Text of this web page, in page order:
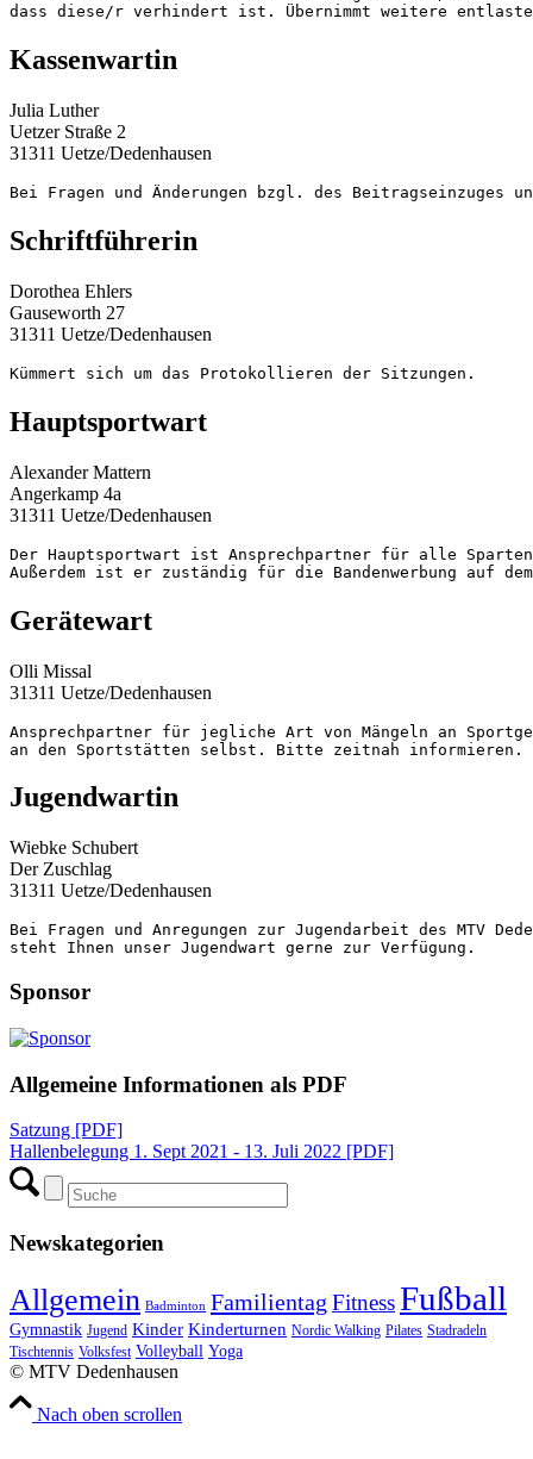
dass diese/r verhindert ist. Übernimmt weitere
Kassenwartin
Julia Luther
Uetzer Straße 2
31311 Uetze/Dedenhausen
Bei Fragen und Änderungen bzgl. des Beitragseinzuges
Schriftführerin
Dorothea Ehlers
Gauseworth 27
31311 Uetze/Dedenhausen
Kümmert sich um das Protokollieren der Sitzungen.
Hauptsportwart
Alexander Mattern
Angerkamp 4a
31311 Uetze/Dedenhausen
Der Hauptsportwart ist Ansprechpartner für alle Sparten
Außerdem ist er zuständig für die Bandenwerbung auf
Gerätewart
Olli Missal
31311 Uetze/Dedenhausen
Ansprechpartner für jegliche Art von Mängeln an
an den Sportstätten selbst. Bitte zeitnah informieren.
Jugendwartin
Wiebke Schubert
Der Zuschlag
31311 Uetze/Dedenhausen
Bei Fragen und Anregungen zur Jugendarbeit des MTV
steht Ihnen unser Jugendwart gerne zur Verfügung.
Sponsor
Allgemeine Informationen als PDF
Satzung [PDF]
Hallenbelegung 1. Sept 2021 - 13. Juli 2022 [PDF]
Newskategorien
Allgemein Badminton Familientag FitnessFußball
Gymnastik Jugend Kinder Kinderturnen Nordic Walking Pilates Stadradeln
Tischtennis Volksfest Volleyball Yoga
© MTV Dedenhausen
Nach oben scrollen